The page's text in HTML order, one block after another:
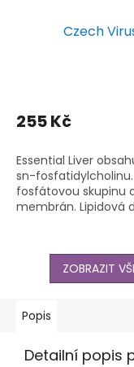
Czech
255 Kč
Essential Liver
sn-fosfatidylcholinu.
fosfátovou skupinu
membrán. Lipidová
ZOBRAZIT
Popis
Detailní popis